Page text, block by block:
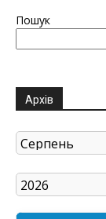
Пошук
Архів